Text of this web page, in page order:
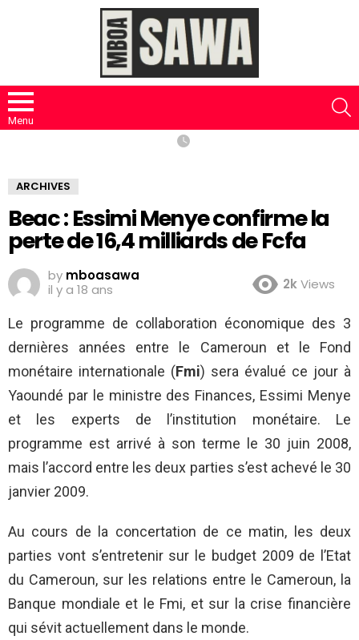
Menu
ARCHIVES
Beac : Essimi Menye confirme la
perte de 16,4 milliards de Fcfa
by mboasawa
il y a 18 ans
2kViews
Le programme de collaboration économique des 3
dernières années entre le Cameroun et le Fond
monétaire internationale (Fmi) sera évalué ce jour à
Yaoundé par le ministre des Finances, Essimi Menye
et les experts de l’institution monétaire. Le
programme est arrivé à son terme le 30 juin 2008,
mais l’accord entre les deux parties s’est achevé le 30
janvier 2009.
Au cours de la concertation de ce matin, les deux
parties vont s’entretenir sur le budget 2009 de l’Etat
du Cameroun, sur les relations entre le Cameroun, la
Banque mondiale et le Fmi, et sur la crise financière
qui sévit actuellement dans le monde.